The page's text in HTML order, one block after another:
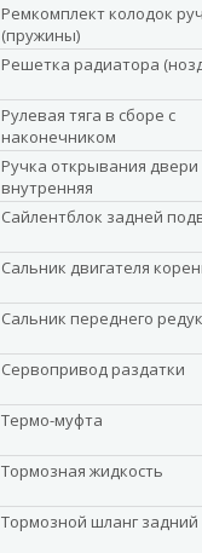
Ремкомплект колодок
(пружины)
Решетка радиатора
Рулевая тяга в сборе с
наконечником
Ручка открывания двери
внутренняя
Сайлентблок задней
Сальник двигателя
Сальник переднего
Сервопривод раздатки
Термо-муфта
Тормозная жидкость
Тормозной шланг задний